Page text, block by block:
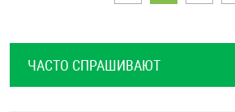
ЧАСТО СПРАШИВАЮТ